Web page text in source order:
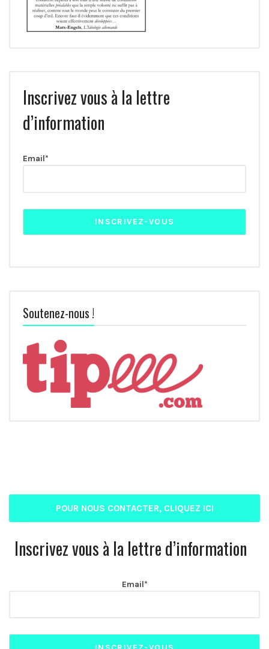
Inscrivez vous à la lettre
d’information
Email*
Soutenez-nous !
POUR NOUS CONTACTER, CLIQUEZ ICI
Inscrivez vous à la lettre d’information
Email*